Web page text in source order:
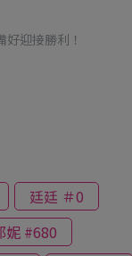
迎接勝利！
廷廷 ＃0
妮 #680